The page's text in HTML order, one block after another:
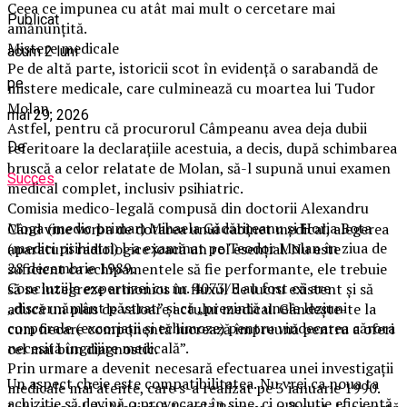
Ceea ce impunea cu atât mai mult o cercetare mai
amănunțită.
Mistere medicale
Pe de altă parte, istoricii scot în evidență o sarabandă de
mistere medicale, care culminează cu moartea lui Tudor
Molan.
Astfel, pentru că procurorul Câmpeanu avea deja dubii
referitoare la declarațiile acestuia, a decis, după schimbarea
bruscă a celor relatate de Molan, să-l supună unui examen
medical complet, inclusiv psihiatric.
Comisia medico-legală compusă din doctorii Alexandru
Moga (medic primar) Mihaela Gădărițeanu și Horia Bota
(medici psihiatri) l-a examinat pe Teodor Molan în ziua de
28 decembrie 1989.
Concluziile expertizei cu nr. 4073/E au fost că are
„discernământ păstrat” și că „prezintă unele leziuni
corporale (excoriații și echimoze) pentru vindecarea cărora
necesită îngrijire medicală”.
Prin urmare a devenit necesară efectuarea unei investigații
medicale mai atente, care s-a realizat pe 3 ianuarie 1990.
Publicat
acum 2 luni
pe
mai 29, 2026
De
Succes
Când vine vorba de dotarea unui cabinet medical, alegerea
aparaturii radiologice joacă un rol esențial. Nu este
suficient ca echipamentele să fie performante, ele trebuie
să se integreze armonios în fluxul de lucru existent și să
aducă un plus de valoare actului medical. Gândește-te la
cum fiecare componentă lucrează împreună pentru a oferi
cel mai bun diagnostic.
Un aspect cheie este compatibilitatea. Nu vrei ca noua ta